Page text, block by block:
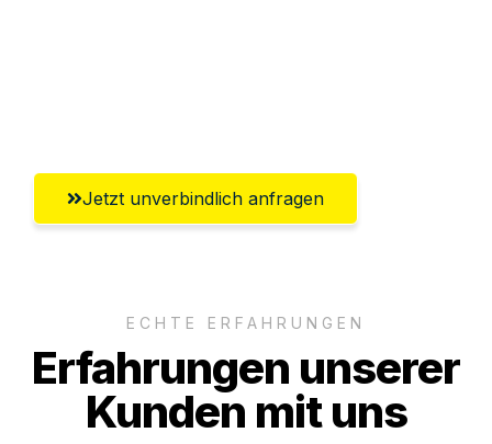
Jetzt unverbindlich anfragen
ECHTE ERFAHRUNGEN
Erfahrungen unserer
Kunden mit uns